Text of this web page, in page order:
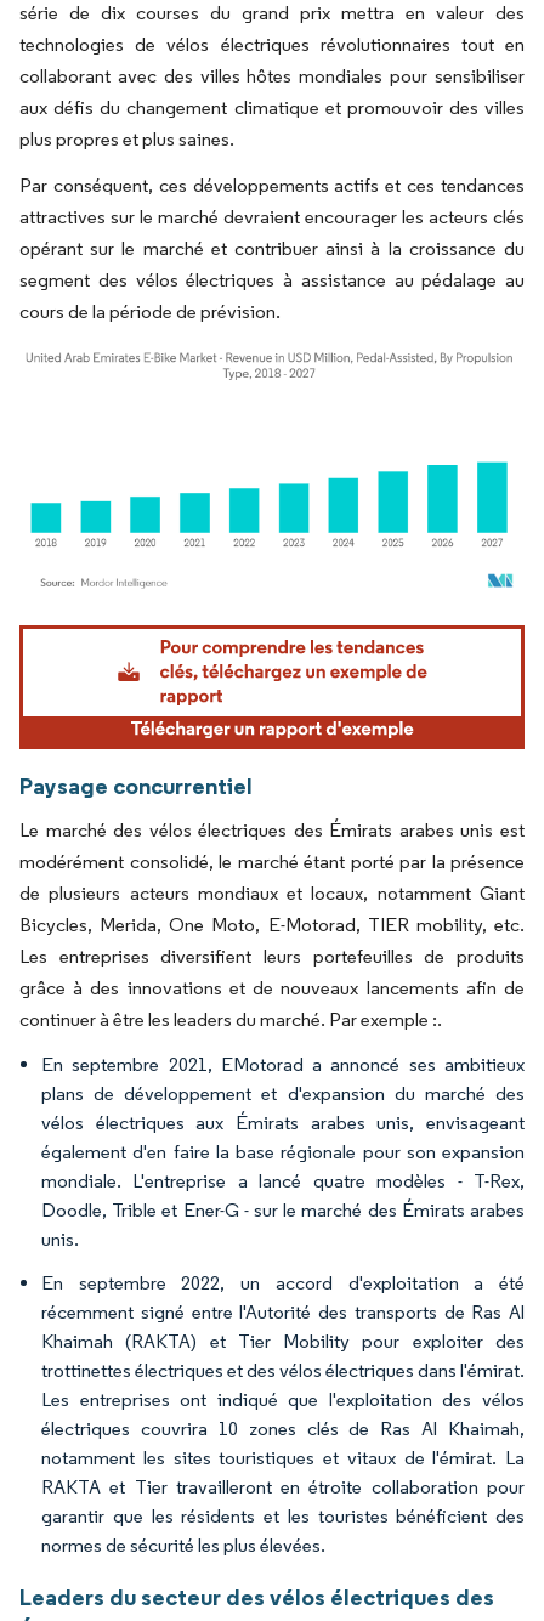
série de dix courses du grand prix mettra en valeur des
technologies de vélos électriques révolutionnaires tout en
collaborant avec des villes hôtes mondiales pour sensibiliser
aux défis du changement climatique et promouvoir des villes
plus propres et plus saines.
Par conséquent, ces développements actifs et ces tendances
attractives sur le marché devraient encourager les acteurs clés
opérant sur le marché et contribuer ainsi à la croissance du
segment des vélos électriques à assistance au pédalage au
cours de la période de prévision.
Image © Mordor Intelligence. La réutilisation nécessite une attribution sous CC BY
Paysage concurrentiel
Le marché des vélos électriques des Émirats arabes unis est
modérément consolidé, le marché étant porté par la présence
de plusieurs acteurs mondiaux et locaux, notamment Giant
Bicycles, Merida, One Moto, E-Motorad, TIER mobility, etc.
Les entreprises diversifient leurs portefeuilles de produits
grâce à des innovations et de nouveaux lancements afin de
continuer à être les leaders du marché. Par exemple :.
En septembre 2021, EMotorad a annoncé ses ambitieux
plans de développement et d'expansion du marché des
vélos électriques aux Émirats arabes unis, envisageant
également d'en faire la base régionale pour son expansion
mondiale. L'entreprise a lancé quatre modèles - T-Rex,
Doodle, Trible et Ener-G - sur le marché des Émirats arabes
unis.
En septembre 2022, un accord d'exploitation a été
récemment signé entre l'Autorité des transports de Ras Al
Khaimah (RAKTA) et Tier Mobility pour exploiter des
trottinettes électriques et des vélos électriques dans l'émirat.
Les entreprises ont indiqué que l'exploitation des vélos
électriques couvrira 10 zones clés de Ras Al Khaimah,
notamment les sites touristiques et vitaux de l'émirat. La
RAKTA et Tier travailleront en étroite collaboration pour
garantir que les résidents et les touristes bénéficient des
normes de sécurité les plus élevées.
Leaders du secteur des vélos électriques des